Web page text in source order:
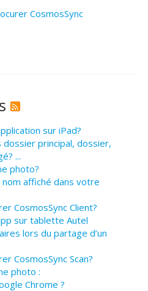
CosmosSync
sur iPad?
principal, dossier,
...
photo?
affiché dans votre
CosmosSync Client?
sur tablette Autel
lors du partage d’un
CosmosSync Scan?
photo :
Chrome ?